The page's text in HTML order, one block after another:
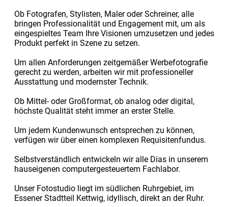
Ob Fotografen, Stylisten, Maler oder Schreiner, alle
bringen Professionalität und Engagement mit, um als
eingespieltes Team Ihre Visionen umzusetzen und jedes
Produkt perfekt in Szene zu setzen.
Um allen Anforderungen zeitgemäßer Werbefotografie
gerecht zu werden, arbeiten wir mit professioneller
Ausstattung und modernster Technik.
Ob Mittel- oder Großformat, ob analog oder digital,
höchste Qualität steht immer an erster Stelle.
Um jedem Kundenwunsch entsprechen zu können,
verfügen wir über einen komplexen Requisitenfundus.
Selbstverständlich entwickeln wir alle Dias in unserem
hauseigenen computergesteuertem Fachlabor.
Unser Fotostudio liegt im südlichen Ruhrgebiet, im
Essener Stadtteil Kettwig, idyllisch, direkt an der Ruhr.